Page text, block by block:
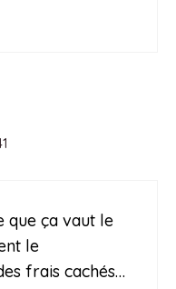
que ça vaut le
le
frais cachés…